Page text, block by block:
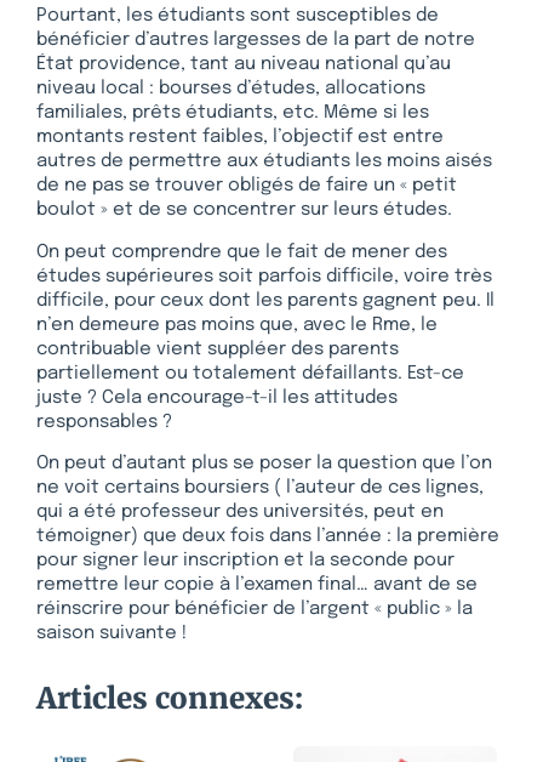
Pourtant, les étudiants sont susceptibles de
bénéficier d’autres largesses de la part de notre
État providence, tant au niveau national qu’au
niveau local : bourses d’études, allocations
familiales, prêts étudiants, etc. Même si les
montants restent faibles, l’objectif est entre
autres de permettre aux étudiants les moins aisés
de ne pas se trouver obligés de faire un « petit
boulot » et de se concentrer sur leurs études.
On peut comprendre que le fait de mener des
études supérieures soit parfois difficile, voire très
difficile, pour ceux dont les parents gagnent peu. Il
n’en demeure pas moins que, avec le Rme, le
contribuable vient suppléer des parents
partiellement ou totalement défaillants. Est-ce
juste ? Cela encourage-t-il les attitudes
responsables ?
On peut d’autant plus se poser la question que l’on
ne voit certains boursiers ( l’auteur de ces lignes,
qui a été professeur des universités, peut en
témoigner) que deux fois dans l’année : la première
pour signer leur inscription et la seconde pour
remettre leur copie à l’examen final… avant de se
réinscrire pour bénéficier de l’argent « public » la
saison suivante !
Articles connexes: